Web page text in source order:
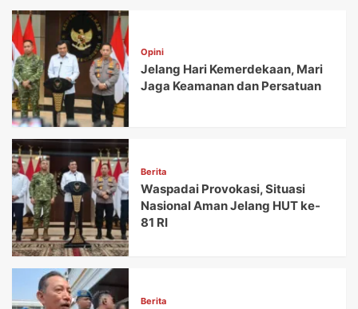
Opini
Jelang Hari Kemerdekaan, Mari
Jaga Keamanan dan Persatuan
Berita
Waspadai Provokasi, Situasi
Nasional Aman Jelang HUT ke-
81 RI
Berita